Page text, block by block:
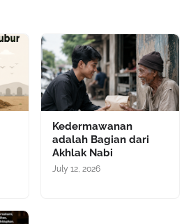
Kedermawanan
adalah Bagian dari
Akhlak Nabi
July 12, 2026